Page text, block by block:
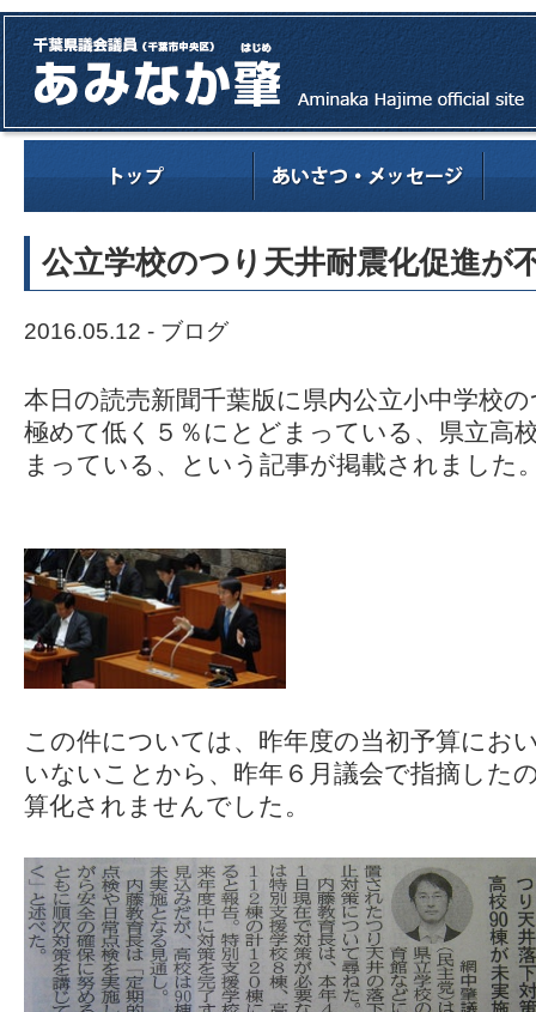
公立学校のつり天井耐震化促進が
2016.05.12 - ブログ
本日の読売新聞千葉版に県内公立小中学校
極めて低く５％にとどまっている、県立高
まっている、という記事が掲載されました
この件については、昨年度の当初予算にお
いないことから、昨年６月議会で指摘した
算化されませんでした。